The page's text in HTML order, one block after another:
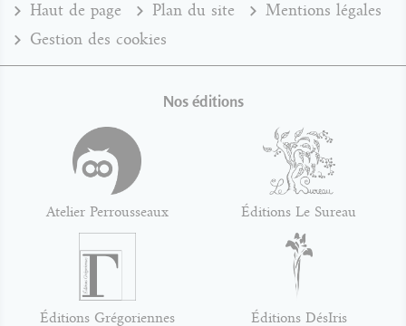
Haut de page Plan du site
Mentions légales
Gestion des cookies
Nos éditions
Atelier Perrousseaux Éditions Le Sureau
Éditions Grégoriennes Éditions DésIris